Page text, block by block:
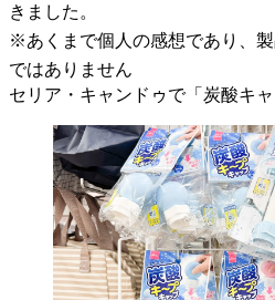
きました。
※あくまで個人の感想であり、
ではありません
セリア・キャンドゥで「炭酸キ